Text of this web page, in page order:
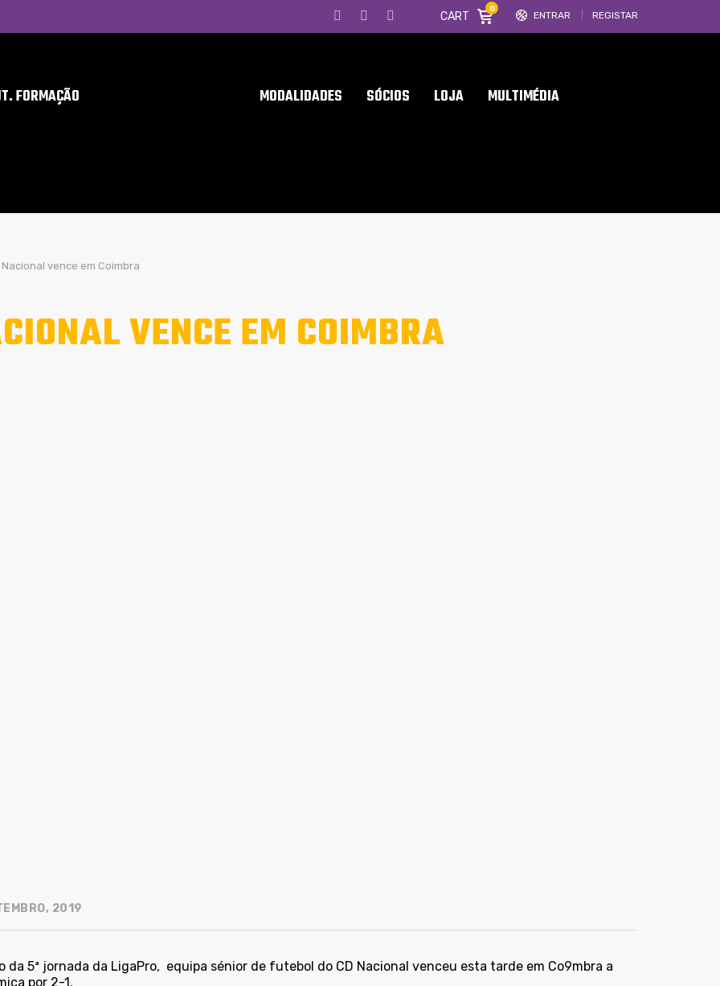
ENTRAR REGISTAR
CART
0
FORMAÇÃO MODALIDADES SÓCIOS LOJA MULTIMÉDIA
Nacional vence em Coimbra
VENCE EM COIMBRA
2019
da 5ª jornada da LigaPro, equipa sénior de futebol do CD Nacional venceu esta tarde em Co9mbra a
por 2-1.